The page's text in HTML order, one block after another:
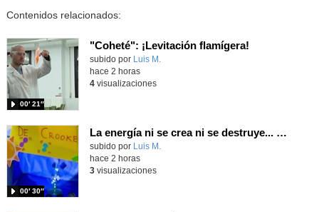
Contenidos relacionados:
"Coheté": ¡Levitación flamígera!
Contenido educativo.
subido por Luis M.
00′ 21″
hace 2 horas
4visualizaciones
La energía ni se crea ni se destruye... ¡se experimenta! El Tierno en la Feria Madrid es Ciencia 2026
Contenido educativo.
subido por Luis M.
00′ 30″
hace 2 horas
3visualizaciones